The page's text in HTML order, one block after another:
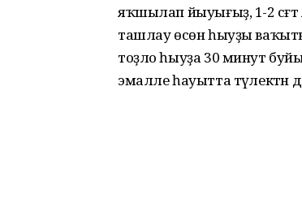
яҡшылап йыуығыҙ, 1-2
ташлау өсөн һыуҙы
тоҙло һыуҙа 30 минут
эмалле һауытта тәүлектән